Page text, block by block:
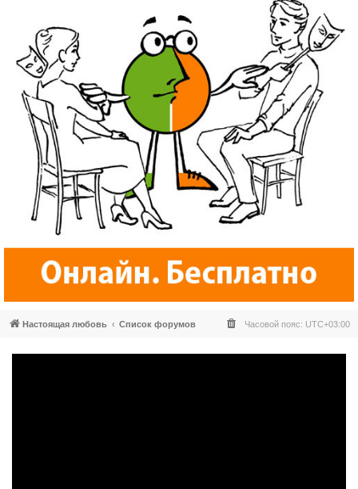
Настоящая любовь Список форумов Часовой пояс: UTC+03:00